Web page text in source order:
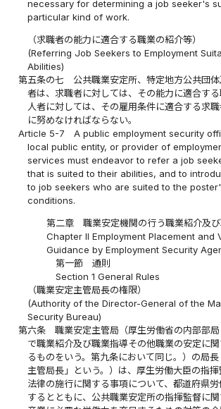
necessary for determining a job seeker's
particular kind of work.
（求職者の能力に適合する職業の紹介等）
(Referring Job Seekers to Employment
Abilities)
第五条の七
公共職業安定所、特定地方公共団
者は、求職者に対しては、その能力に適合す
人者に対しては、その雇用条件に適合する求
に努めなければならない。
Article 5-7
A public employment security
local public entity, or provider of
services must endeavor to refer a job
that is suited to their abilities, and to
to job seekers who are suited to the
conditions.
第二章 職業安定機関の行う職業紹介及
Chapter II Employment Placement and
Guidance by Employment Security
第一節 通則
Section 1 General Rules
（職業安定主管局長の権限）
(Authority of the Director-General of the
Security Bureau)
第六条
職業安定主管局（厚生労働省の内部部
で職業紹介及び職業指導その他職業の安定に
るものをいう。第九条において同じ。）の局
主管局長」という。）は、厚生労働大臣の指
法律の施行に関する事項について、都道府県
するとともに、公共職業安定所の指揮監督に関